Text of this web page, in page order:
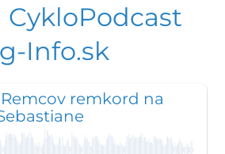
CykloPodcast
Info.sk
Remcov remkord na